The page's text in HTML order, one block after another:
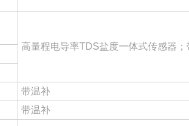
高量程电导率TDS盐度一体式传感器；
带温补
带温补